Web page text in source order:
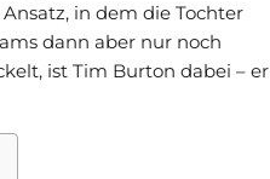
in dem die Tochter
dann aber nur noch
ist Tim Burton dabei – er